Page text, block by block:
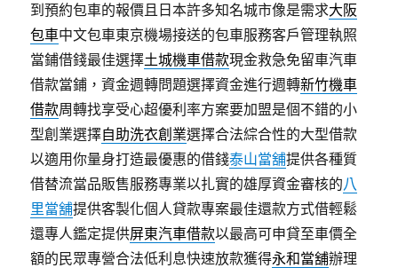
到預約包車的報價且日本許多知名城市像是需求大阪
包車中文包車東京機場接送的包車服務客戶管理執照
當鋪借錢最佳選擇土城機車借款現金救急免留車汽車
借款當鋪，資金週轉問題選擇資金進行週轉新竹機車
借款周轉找享受心超優利率方案要加盟是個不錯的小
型創業選擇自助洗衣創業選擇合法綜合性的大型借款
以適用你量身打造最優惠的借錢泰山當舖提供各種質
借替流當品販售服務專業以扎實的雄厚資金審核的八
里當舖提供客製化個人貸款專案最佳還款方式借輕鬆
還專人鑑定提供屏東汽車借款以最高可申貸至車價全
額的民眾專營合法低利息快速放款獲得永和當舖辦理